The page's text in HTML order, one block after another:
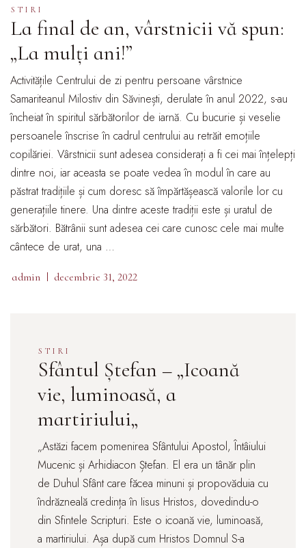
STIRI
La final de an, vârstnicii vă spun:
„La mulți ani!”
Activitățile Centrului de zi pentru persoane vârstnice
Samariteanul Milostiv din Săvinești, derulate în anul 2022, s-au
încheiat în spiritul sărbătorilor de iarnă. Cu bucurie și veselie
persoanele înscrise în cadrul centrului au retrăit emoțiile
copilăriei. Vârstnicii sunt adesea considerați a fi cei mai înțelepți
dintre noi, iar aceasta se poate vedea în modul în care au
păstrat tradițiile și cum doresc să împărtășească valorile lor cu
generațiile tinere. Una dintre aceste tradiții este și uratul de
sărbători. Bătrânii sunt adesea cei care cunosc cele mai multe
cântece de urat, una …
admin decembrie 31, 2022
STIRI
Sfântul Ștefan – „Icoană
vie, luminoasă, a
martiriului„
„Astăzi facem pomenirea Sfântului Apostol, Întâiului
Mucenic și Arhidiacon Ștefan. El era un tânăr plin
de Duhul Sfânt care făcea minuni și propovăduia cu
îndrăzneală credința în Iisus Hristos, dovedindu-o
din Sfintele Scripturi. Este o icoană vie, luminoasă,
a martiriului. Așa după cum Hristos Domnul S-a